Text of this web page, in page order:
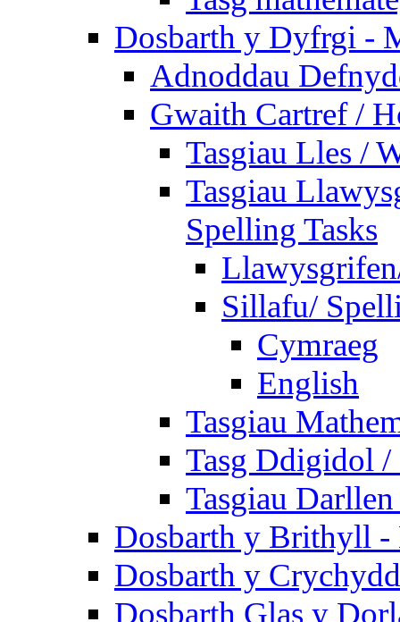
Dosbarth y Dyfrgi -
Adnoddau
Gwaith Cartref /
Tasgiau Lles /
Tasgiau
Spelling Tasks
Sillafu/
Cymraeg
English
Tasgiau
Tasg Ddigidol
Tasgiau
Dosbarth y Brithyll
Dosbarth y
Dosbarth Glas y